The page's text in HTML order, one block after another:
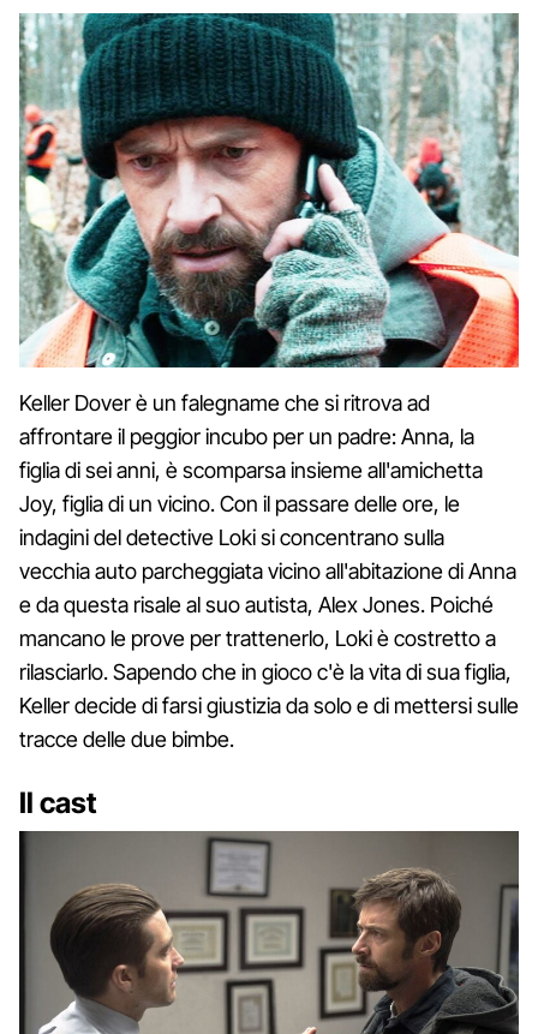
Keller Dover è un falegname che si ritrova ad
affrontare il peggior incubo per un padre: Anna, la
figlia di sei anni, è scomparsa insieme all'amichetta
Joy, figlia di un vicino. Con il passare delle ore, le
indagini del detective Loki si concentrano sulla
vecchia auto parcheggiata vicino all'abitazione di Anna
e da questa risale al suo autista, Alex Jones. Poiché
mancano le prove per trattenerlo, Loki è costretto a
rilasciarlo. Sapendo che in gioco c'è la vita di sua figlia,
Keller decide di farsi giustizia da solo e di mettersi sulle
tracce delle due bimbe.
Il cast